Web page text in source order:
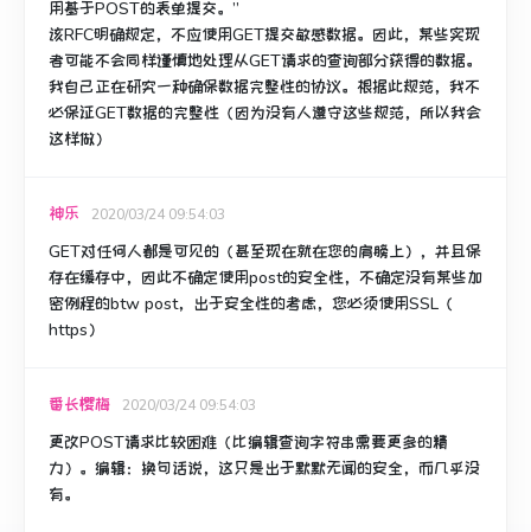
用基于POST的表单提交。”
该RFC明确规定，不应使用GET提交敏感数据。 因此，某些实现
者可能不会同样谨慎地处理从GET请求的查询部分获得的数据。
我自己正在研究一种确保数据完整性的协议。 根据此规范，我不
必保证GET数据的完整性（因为没有人遵守这些规范，所以我会
这样做）
神乐 2020/03/24 09:54:03
GET对任何人都是可见的（甚至现在就在您的肩膀上），并且保
存在缓存中，因此不确定使用post的安全性，不确定没有某些加
密例程的btw post，出于安全性的考虑，您必须使用SSL（
https）
番长樱梅 2020/03/24 09:54:03
更改POST请求比较困难（比编辑查询字符串需要更多的精
力）。 编辑： 换句话说，这只是出于默默无闻的安全，而几乎没
有。